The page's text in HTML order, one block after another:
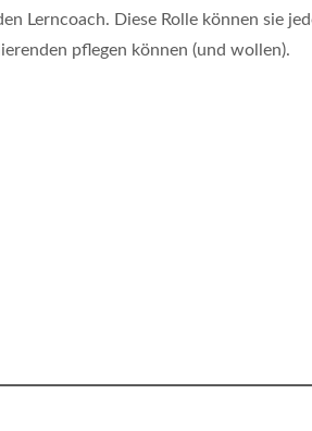
Lerncoach. Diese Rolle können sie
pflegen können (und wollen).